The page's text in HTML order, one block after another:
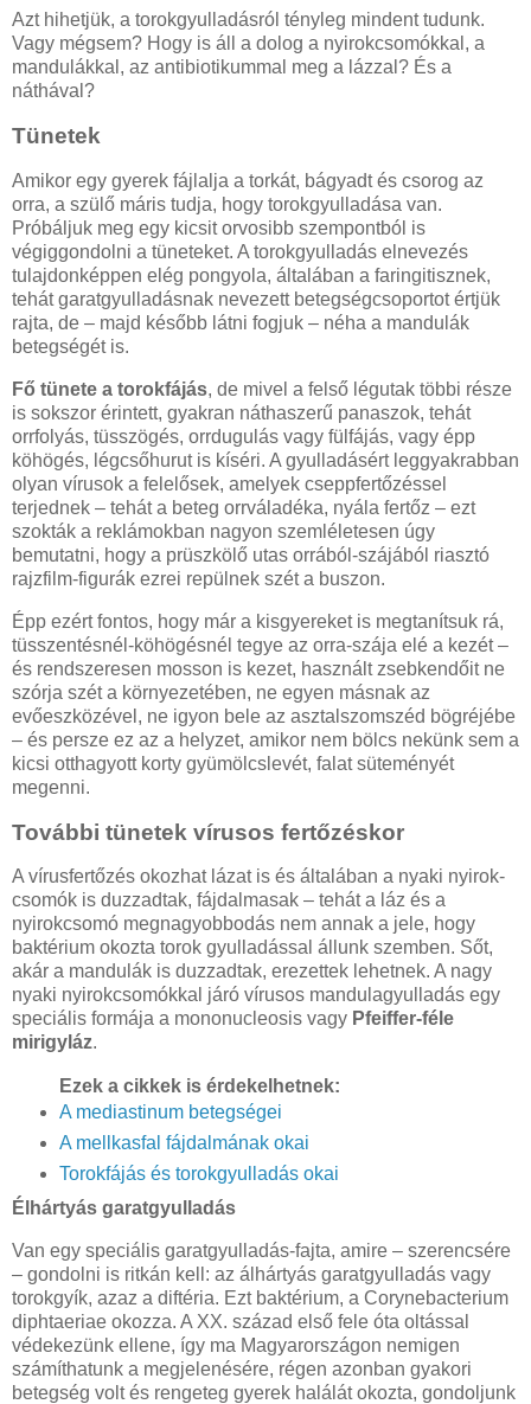
Azt hihetjük, a torokgyulladásról tényleg mindent tudunk.
Vagy mégsem? Hogy is áll a dolog a nyirokcsomókkal, a
mandulákkal, az antibiotikummal meg a lázzal? És a
náthával?
Tünetek
Amikor egy gyerek fájlalja a torkát, bágyadt és csorog az
orra, a szülő máris tudja, hogy torokgyulladása van.
Próbáljuk meg egy kicsit orvosibb szempontból is
végiggondolni a tüneteket. A to­rokgyulladás elnevezés
tulajdonképpen elég pongyola, általában a faringitisznek,
tehát garatgyulladásnak nevezett betegségcsoportot értjük
rajta, de – majd később látni fogjuk – néha a mandulák
beteg­ségét is.
Fő tünete a torokfájás, de mivel a felső légutak többi része
is sokszor érintett, gyakran náthaszerű panaszok, tehát
orrfolyás, tüsszögés, orrdugulás vagy fülfájás, vagy épp
köhögés, légcsőhurut is kíséri. A gyulladásért leggyakrabban
olyan vírusok a felelősek, amelyek cseppfertőzéssel
terjednek – tehát a beteg orrváladéka, nyála fertőz – ezt
szokták a reklámokban nagyon szemléletesen úgy
bemutatni, hogy a prüszkölő utas orrából-szájából riasztó
rajzfilm-figurák ezrei repülnek szét a buszon.
Épp ezért fontos, hogy már a kisgyereket is megtanítsuk rá,
tüsszentésnél-köhögésnél tegye az orra-szája elé a kezét –
és rendszeresen mosson is kezet, használt zsebkendőit ne
szórja szét a környezetében, ne egyen más­nak az
evőeszközével, ne igyon bele az asztalszomszéd bögréjébe
– és persze ez az a helyzet, amikor nem bölcs nekünk sem a
kicsi otthagyott korty gyümölcslevét, falat süteményét
megenni.
További tünetek vírusos fertőzéskor
A vírusfertőzés okozhat lázat is és általában a nyaki nyirok­
csomók is duzzadtak, fájdalmasak – tehát a láz és a
nyirokcsomó­ megnagyobbodás nem annak a jele, hogy
baktérium okozta torok­ gyulladással állunk szemben. Sőt,
akár a mandulák is duzzadtak, erezettek lehetnek. A nagy
nyaki nyirokcsomókkal járó vírusos mandulagyulladás egy
speciális formája a mononucleosis vagy Pfeiffer-féle
mirigyláz.
Ezek a cikkek is érdekelhetnek:
A mediastinum betegségei
A mellkasfal fájdalmának okai
Torokfájás és torokgyulladás okai
Élhártyás garatgyulladás
Van egy speciális garatgyulladás-fajta, amire – szerencsére
– gondolni is ritkán kell: az álhártyás garatgyulladás vagy
torokgyík, azaz a diftéria. Ezt baktérium, a Corynebacterium
diphtaeriae okozza. A XX. század első fele óta oltással
védekezünk ellene, így ma Magyarországon nemigen
számíthatunk a megjelenésére, régen azonban gyakori
betegség volt és rengeteg gyerek halálát okozta, gondoljunk